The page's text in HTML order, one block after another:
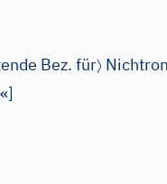
Bez. für〉
]